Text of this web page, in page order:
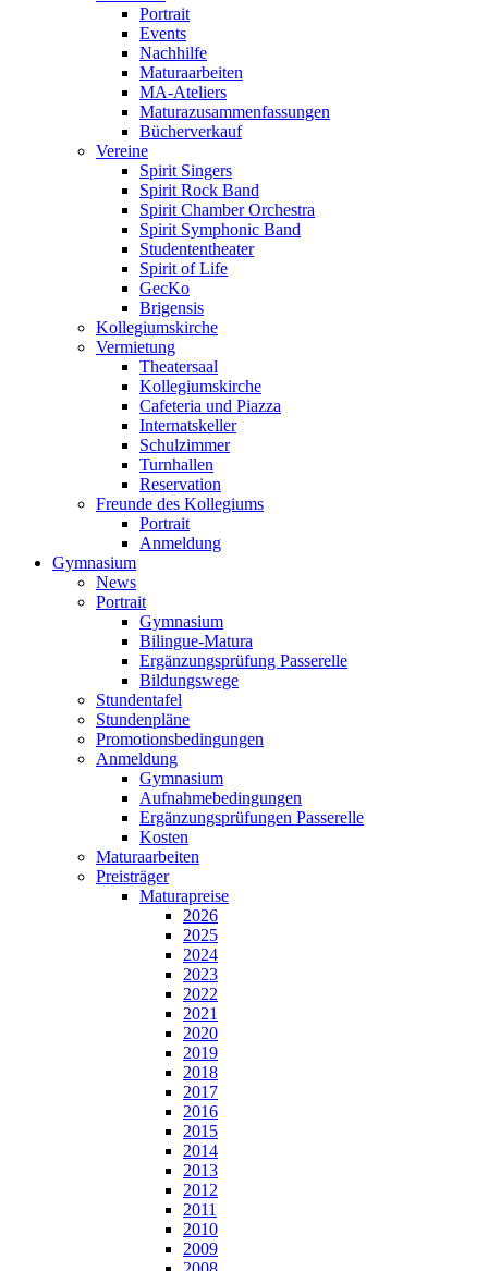
Portrait
Events
Nachhilfe
Maturaarbeiten
MA-Ateliers
Maturazusammenfassungen
Bücherverkauf
Vereine
Spirit Singers
Spirit Rock Band
Spirit Chamber Orchestra
Spirit Symphonic Band
Studententheater
Spirit of Life
GecKo
Brigensis
Kollegiumskirche
Vermietung
Theatersaal
Kollegiumskirche
Cafeteria und Piazza
Internatskeller
Schulzimmer
Turnhallen
Reservation
Freunde des Kollegiums
Portrait
Anmeldung
Gymnasium
News
Portrait
Gymnasium
Bilingue-Matura
Ergänzungsprüfung Passerelle
Bildungswege
Stundentafel
Stundenpläne
Promotionsbedingungen
Anmeldung
Gymnasium
Aufnahmebedingungen
Ergänzungsprüfungen Passerelle
Kosten
Maturaarbeiten
Preisträger
Maturapreise
2026
2025
2024
2023
2022
2021
2020
2019
2018
2017
2016
2015
2014
2013
2012
2011
2010
2009